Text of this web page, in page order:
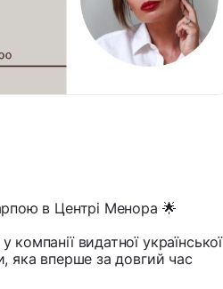
в Центрі Менора 🌟
видатної української
яка вперше за довгий час